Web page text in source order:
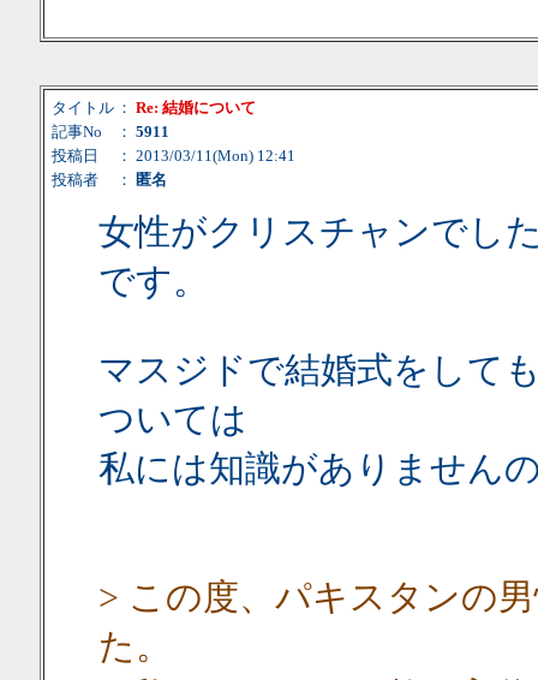
タイトル ： Re: 結婚について
記事No
： 5911
投稿日
： 2013/03/11(Mon) 12:41
投稿者
： 匿名
女性がクリスチャンでし
です。
マスジドで結婚式をして
ついては
私には知識がありません
> この度、パキスタンの
た。